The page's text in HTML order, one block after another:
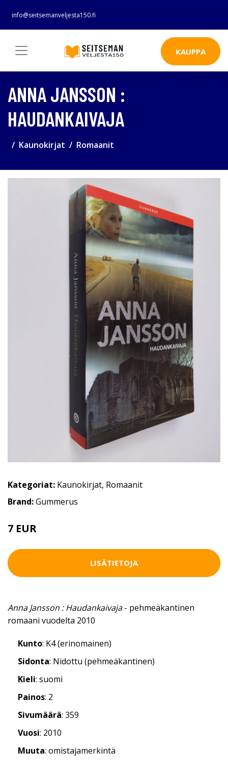
info@seitsemanveljesta150.fi
KAUPPA
ANNA JANSSON :
HAUDANKAIVAJA
Kaunokirjat Romaanit
Kategoriat: Kaunokirjat, Romaanit
Brand:Gummerus
7 EUR
LISÄTIETOJA
Anna Jansson : Haudankaivaja- pehmeäkantinen
romaani vuodelta 2010
Kunto: K4 (erinomainen)
Sidonta: Nidottu (pehmeäkantinen)
Kieli: suomi
Painos: 2
Sivumäärä: 359
Vuosi: 2010
Muuta: omistajamerkintä